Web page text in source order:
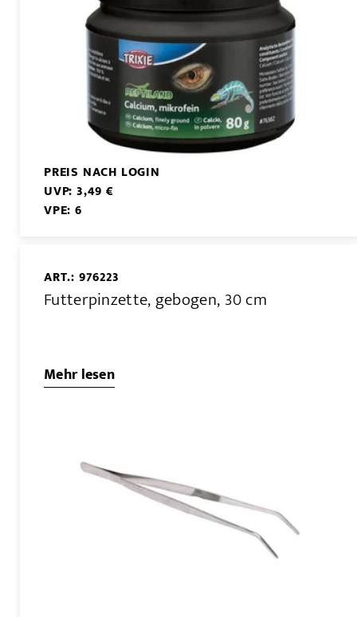
PREIS NACH LOGIN
UVP: 3,49 €
VPE: 6
ART.: 976223
Futterpinzette, gebogen, 30 cm
Mehr lesen